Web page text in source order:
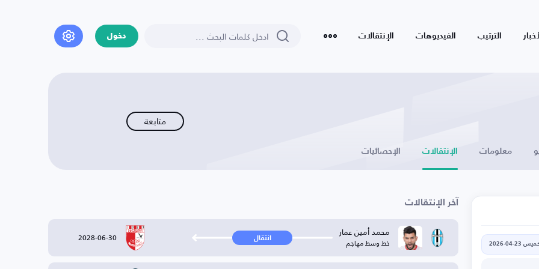
الترتيب الفيديوهات الإنتقالات دخول
متابعة
معلومات الإنتقالات الإحصائيات
23-04-2026
آخر الإنتقالات
محمد أمين عمار
خط وسط مهاجم انتقال 2028-06-30